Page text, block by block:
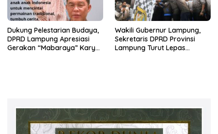
Dukung Pelestarian Budaya,
DPRD Lampung Apresiasi
Gerakan “Mabaraya” Karya
Wakili Gubernur Lampung,
Sekretaris DPRD Provinsi
Lampung Turut Lepas